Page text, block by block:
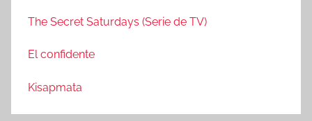
The Secret Saturdays (Serie de TV)
El confidente
Kisapmata